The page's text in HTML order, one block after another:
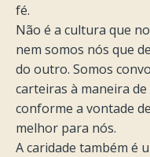
fé.
Não é a cultura que
nem somos nós que
do outro. Somos
carteiras à maneira
conforme a vontade
melhor para nós.
A caridade também é